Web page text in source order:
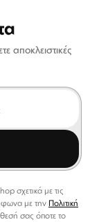
αποκλειστικές
σχετικά με τις
με την Πολιτική
σας όποτε το